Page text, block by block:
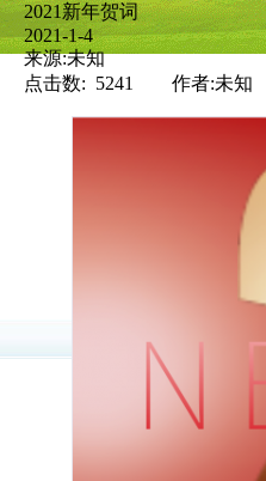
2021新年贺词
2021-1-4
来源:未知
点击数: 5241 作者:未知